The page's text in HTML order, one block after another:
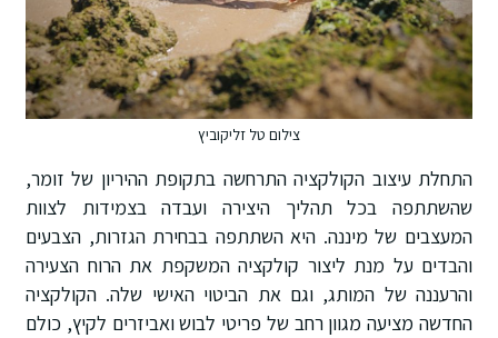
צילום טל זליקוביץ
התחלת עיצוב הקולקציה התרחשה בתקופת ההיריון של זומר,
שהשתתפה בכל תהליך היצירה ועבדה בצמידות לצוות
המעצבים של מיננה. היא השתתפה בבחירת הגזרות, הצבעים
והבדים על מנת ליצור קולקציה המשקפת את הרוח הצעירה
והרעננה של המותג, וגם את הביטוי האישי שלה. הקולקציה
החדשה מציעה מגוון רחב של פריטי לבוש ואביזרים לקיץ, כולם